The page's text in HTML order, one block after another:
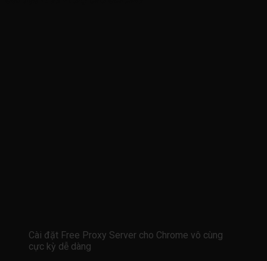
Cài đặt Free Proxy Server cho Chrome vô cùng
cực kỳ dễ dàng